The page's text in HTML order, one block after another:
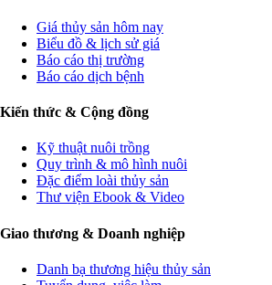
Giá thủy sản hôm nay
Biểu đồ & lịch sử giá
Báo cáo thị trường
Báo cáo dịch bệnh
Kiến thức & Cộng đồng
Kỹ thuật nuôi trồng
Quy trình & mô hình nuôi
Đặc điểm loài thủy sản
Thư viện Ebook & Video
Giao thương & Doanh nghiệp
Danh bạ thương hiệu thủy sản